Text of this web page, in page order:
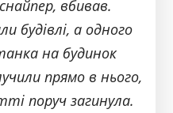
вбивав.
будівлі, а одного
на будинок
прямо в нього,
поруч загинула.